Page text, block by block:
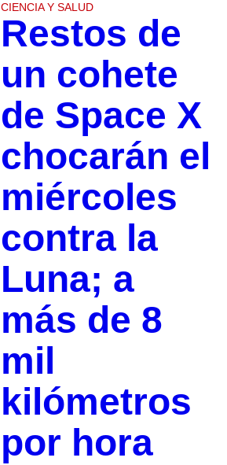
CIENCIA Y SALUD
Restos de
un cohete
de Space X
chocarán el
miércoles
contra la
Luna; a
más de 8
mil
kilómetros
por hora